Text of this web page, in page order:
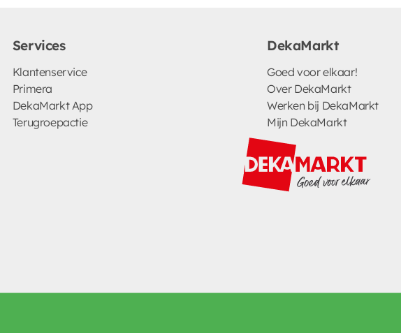
Services
Klantenservice
Primera
DekaMarkt App
Terugroepactie
DekaMarkt
Goed voor elkaar!
Over DekaMarkt
Werken bij DekaMarkt
Mijn DekaMarkt